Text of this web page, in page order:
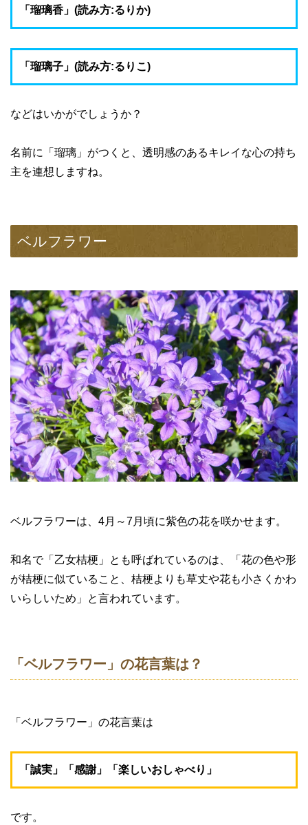
「瑠璃香」(読み方:るりか)
「瑠璃子」(読み方:るりこ)
などはいかがでしょうか？
名前に「瑠璃」がつくと、透明感のあるキレイな心の持ち
主を連想しますね。
ベルフラワー
ベルフラワーは、4月～7月頃に紫色の花を咲かせます。
和名で「乙女桔梗」とも呼ばれているのは、「花の色や形
が桔梗に似ていること、桔梗よりも草丈や花も小さくかわ
いらしいため」と言われています。
「ベルフラワー」の花言葉は？
「ベルフラワー」の花言葉は
「誠実」「感謝」「楽しいおしゃべり」
です。